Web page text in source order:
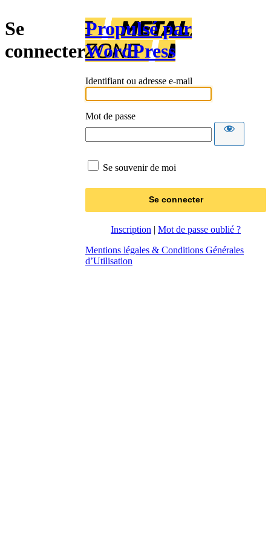
Se
connecter
Propulsé par
WordPress
Identifiant ou adresse e-mail
Mot de passe
Se souvenir de moi
Inscription | Mot de passe oublié ?
Mentions légales & Conditions Générales
d’Utilisation